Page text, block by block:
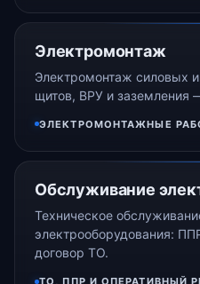
Электромонтаж
Электромонтаж силовых
щитов, ВРУ и заземления
ЭЛЕКТРОМОНТАЖНЫЕ
Обслуживание
Техническое
электрооборудования:
договор ТО.